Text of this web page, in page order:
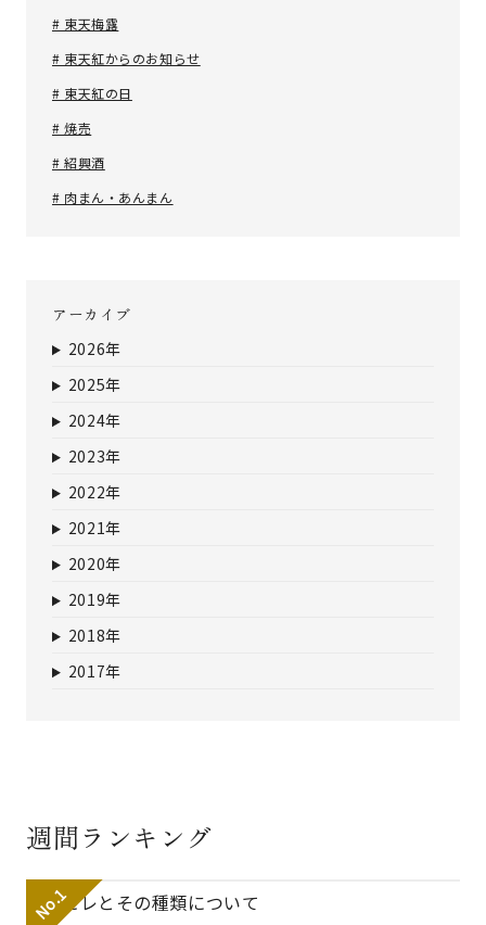
# 東天梅露
# 東天紅からのお知らせ
# 東天紅の日
# 焼売
# 紹興酒
# 肉まん・あんまん
アーカイブ
2026年
2025年
2024年
2023年
2022年
2021年
2020年
2019年
2018年
2017年
週間ランキング
フカヒレとその種類について